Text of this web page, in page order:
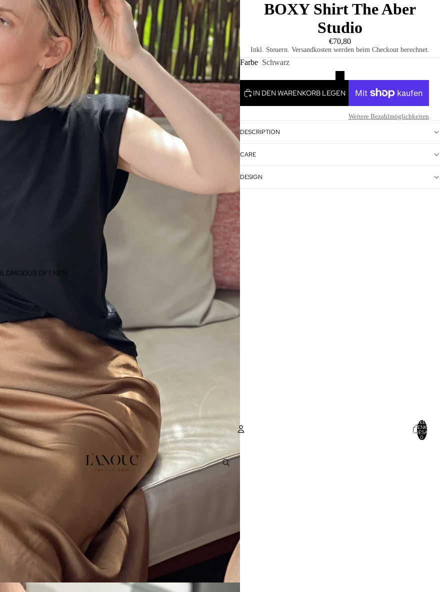
ARTIKEL IM
WARENKORB
INSGESAMT:
0
ÖFFNEN
BOXY Shirt The Aber
Studio
€70,80
Inkl. Steuern. Versandkosten werden beim Checkout berechnet.
Farbe Schwarz
IN DEN WARENKORB LEGEN
Weitere Bezahlmöglichkeiten
DESCRIPTION
CARE
DESIGN